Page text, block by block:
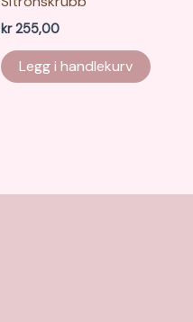
kr255,00
Legg i handlekurv